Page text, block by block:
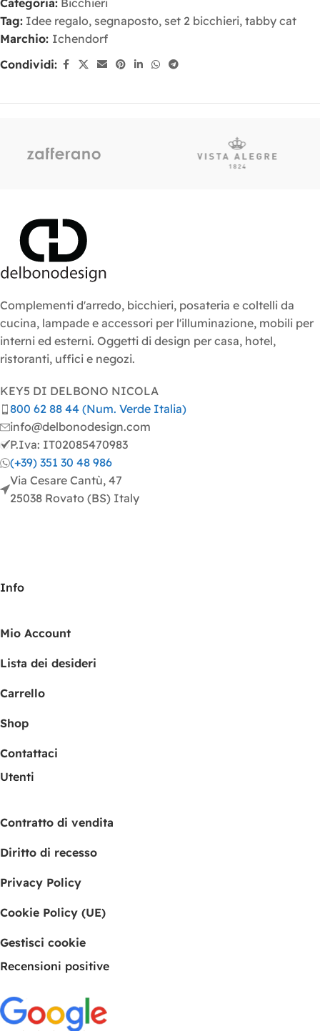
Categoria: Bicchieri
Tag: Idee regalo, segnaposto, set 2 bicchieri, tabby cat
Marchio: Ichendorf
Condividi:
Complementi d'arredo, bicchieri, posateria e coltelli da
cucina, lampade e accessori per l'illuminazione, mobili per
interni ed esterni. Oggetti di design per casa, hotel,
ristoranti, uffici e negozi.
KEY5 DI DELBONO NICOLA
800 62 88 44 (Num. Verde Italia)
info@delbonodesign.com
P.Iva: IT02085470983
(+39) 351 30 48 986
Via Cesare Cantù, 47
25038 Rovato (BS) Italy
Info
Mio Account
Lista dei desideri
Carrello
Shop
Contattaci
Utenti
Contratto di vendita
Diritto di recesso
Privacy Policy
Cookie Policy (UE)
Gestisci cookie
Recensioni positive